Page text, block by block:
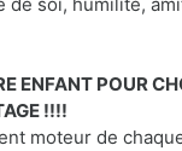
ENFANT POUR
!!!!
moteur de